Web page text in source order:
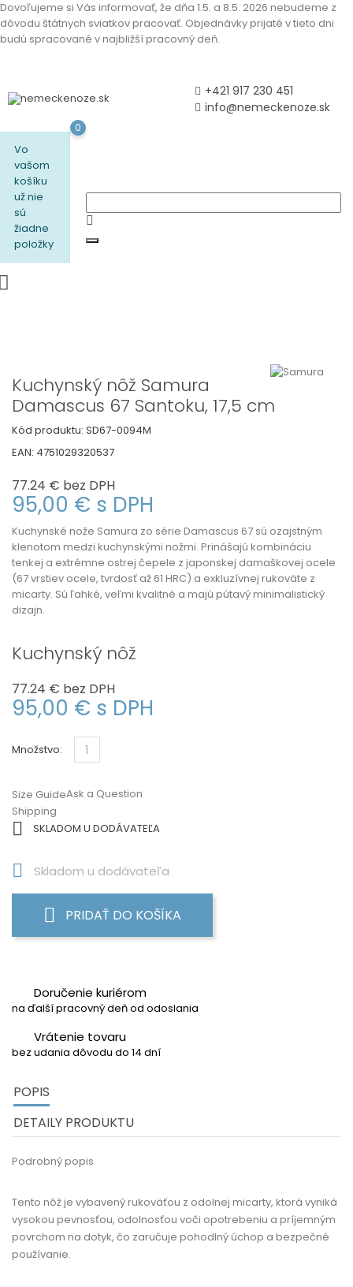
Dovoľujeme si Vás informovať, že dňa 1.5. a 8.5. 2026 nebudeme z
dôvodu štátnych sviatkov pracovať. Objednávky prijaté v tieto dni
budú spracované v najbližší pracovný deň.
+421 917 230 451
info@nemeckenoze.sk
Vo
vašom
košíku
už nie
sú
žiadne
položky
0
Kuchynský nôž Samura
Damascus 67 Santoku, 17,5 cm
Kód produktu: SD67-0094M
EAN: 4751029320537
77.24 € bez DPH
95,00 € s DPH
Kuchynské nože Samura zo série Damascus 67 sú ozajstným
klenotom medzi kuchynskými nožmi. Prinášajú kombináciu
tenkej a extrémne ostrej čepele z japonskej damaškovej ocele
(67 vrstiev ocele, tvrdosť až 61 HRC) a exkluzívnej rukoväte z
micarty. Sú ľahké, veľmi kvalitné a majú pútavý minimalistický
dizajn.
Kuchynský nôž
77.24 € bez DPH
95,00 € s DPH
Množstvo:
Size Guide
Shipping
Ask a Question
 SKLADOM U DODÁVATEĽA
 Skladom u dodávateľa
PRIDAŤ DO KOŠÍKA
Doručenie kuriérom
na ďalší pracovný deň od odoslania
Vrátenie tovaru
bez udania dôvodu do 14 dní
POPIS
DETAILY PRODUKTU
Podrobný popis
Tento nôž je vybavený rukoväťou z odolnej micarty, ktorá vyniká
vysokou pevnosťou, odolnosťou voči opotrebeniu a príjemným
povrchom na dotyk, čo zaručuje pohodlný úchop a bezpečné
používanie.